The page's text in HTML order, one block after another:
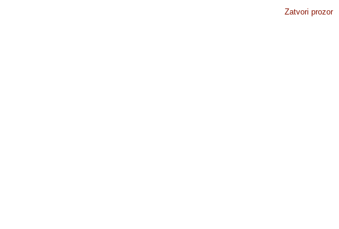
Zatvori prozor